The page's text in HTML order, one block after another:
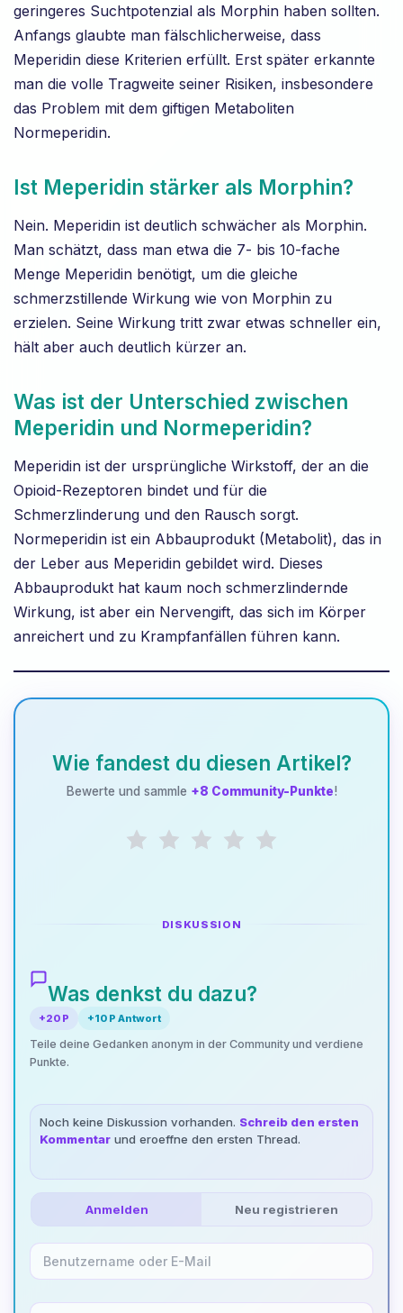
geringeres Suchtpotenzial als Morphin haben sollten.
Anfangs glaubte man fälschlicherweise, dass
Meperidin diese Kriterien erfüllt. Erst später erkannte
man die volle Tragweite seiner Risiken, insbesondere
das Problem mit dem giftigen Metaboliten
Normeperidin.
Ist Meperidin stärker als Morphin?
Nein. Meperidin ist deutlich schwächer als Morphin.
Man schätzt, dass man etwa die 7- bis 10-fache
Menge Meperidin benötigt, um die gleiche
schmerzstillende Wirkung wie von Morphin zu
erzielen. Seine Wirkung tritt zwar etwas schneller ein,
hält aber auch deutlich kürzer an.
Was ist der Unterschied zwischen
Meperidin und Normeperidin?
Meperidin ist der ursprüngliche Wirkstoff, der an die
Opioid-Rezeptoren bindet und für die
Schmerzlinderung und den Rausch sorgt.
Normeperidin ist ein Abbauprodukt (Metabolit), das in
der Leber aus Meperidin gebildet wird. Dieses
Abbauprodukt hat kaum noch schmerzlindernde
Wirkung, ist aber ein Nervengift, das sich im Körper
anreichert und zu Krampfanfällen führen kann.
Wie fandest du diesen Artikel?
Bewerte und sammle +8 Community-Punkte!
DISKUSSION
Was denkst du dazu?
+20 P +10 P Antwort
Teile deine Gedanken anonym in der Community und verdiene
Punkte.
Noch keine Diskussion vorhanden. Schreib den ersten
Kommentar und eroeffne den ersten Thread.
Anmelden Neu registrieren